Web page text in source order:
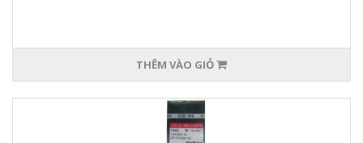
THÊM VÀO GIỎ